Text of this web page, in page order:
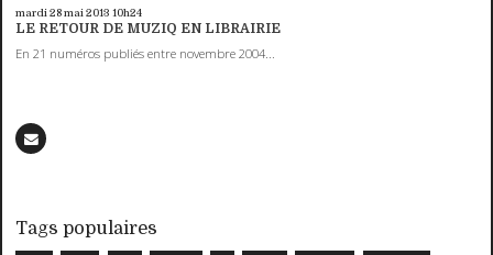
mardi 28mai 2013 10h24
LE RETOUR DE MUZIQ EN LIBRAIRIE
En 21 numéros publiés entre novembre 2004...
Tags populaires